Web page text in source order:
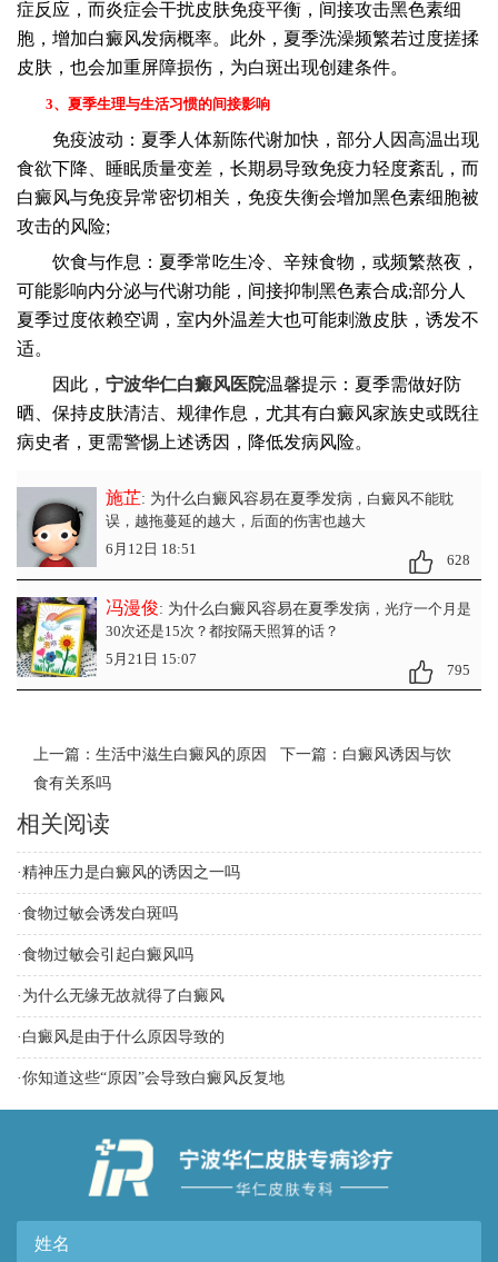
症反应，而炎症会干扰皮肤免疫平衡，间接攻击黑色素细
胞，增加白癜风发病概率。此外，夏季洗澡频繁若过度搓揉
皮肤，也会加重屏障损伤，为白斑出现创建条件。
3、夏季生理与生活习惯的间接影响
免疫波动：夏季人体新陈代谢加快，部分人因高温出现
食欲下降、睡眠质量变差，长期易导致免疫力轻度紊乱，而
白癜风与免疫异常密切相关，免疫失衡会增加黑色素细胞被
攻击的风险;
饮食与作息：夏季常吃生冷、辛辣食物，或频繁熬夜，
可能影响内分泌与代谢功能，间接抑制黑色素合成;部分人
夏季过度依赖空调，室内外温差大也可能刺激皮肤，诱发不
适。
因此， 宁波华仁白癜风医院温馨提示：夏季需做好防
晒、保持皮肤清洁、规律作息，尤其有白癜风家族史或既往
病史者，更需警惕上述诱因，降低发病风险。
施芷: 为什么白癜风容易在夏季发病 ，白癜风不能耽
误，越拖蔓延的越大，后面的伤害也越大
6月12日 18:51
628
冯漫俊: 为什么白癜风容易在夏季发病 ，光疗一个月是
30次还是15次？都按隔天照算的话？
5月21日 15:07
795
上一篇： 生活中滋生白癜风的原因 下一篇： 白癜风诱因与饮
食有关系吗
相关阅读
·精神压力是白癜风的诱因之一吗
·食物过敏会诱发白斑吗
·食物过敏会引起白癜风吗
· 为什么无缘无故就得了白癜风
· 白癜风是由于什么原因导致的
·你知道这些“原因”会导致白癜风反复地